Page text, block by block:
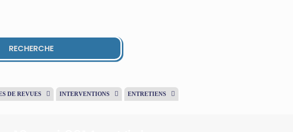
DE REVUES INTERVENTIONS
ENTRETIENS